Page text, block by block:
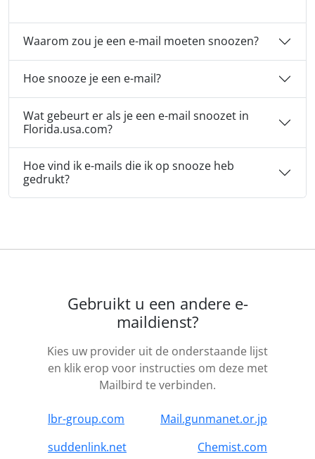
Waarom zou je een e-mail moeten snoozen?
Hoe snooze je een e-mail?
Wat gebeurt er als je een e-mail snoozet in
Florida.usa.com?
Hoe vind ik e-mails die ik op snooze heb
gedrukt?
Gebruikt u een andere e-
maildienst?
Kies uw provider uit de onderstaande lijst
en klik erop voor instructies om deze met
Mailbird te verbinden.
lbr-group.com
Mail.gunmanet.or.jp
suddenlink.net
Chemist.com